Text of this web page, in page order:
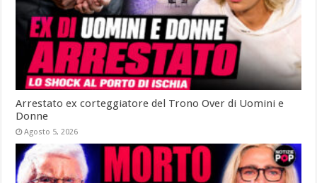
Arrestato ex corteggiatore del Trono Over di Uomini e
Donne
Agosto 5, 2026